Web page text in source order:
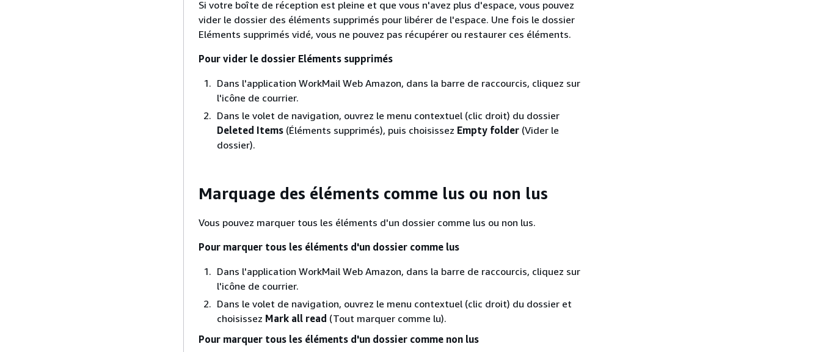
Si votre boîte de réception est pleine et que vous n'avez plus d'espace, vous pouvez
vider le dossier des éléments supprimés pour libérer de l'espace. Une fois le dossier
Eléments supprimés vidé, vous ne pouvez pas récupérer ou restaurer ces éléments.
Pour vider le dossier Eléments supprimés
Dans l'application WorkMail Web Amazon, dans la barre de raccourcis, cliquez sur
l'icône de courrier.
Dans le volet de navigation, ouvrez le menu contextuel (clic droit) du dossier
Deleted Items (Éléments supprimés), puis choisissez Empty folder (Vider le
dossier).
Marquage des éléments comme lus ou non lus
Vous pouvez marquer tous les éléments d'un dossier comme lus ou non lus.
Pour marquer tous les éléments d'un dossier comme lus
Dans l'application WorkMail Web Amazon, dans la barre de raccourcis, cliquez sur
l'icône de courrier.
Dans le volet de navigation, ouvrez le menu contextuel (clic droit) du dossier et
choisissez Mark all read (Tout marquer comme lu).
Pour marquer tous les éléments d'un dossier comme non lus